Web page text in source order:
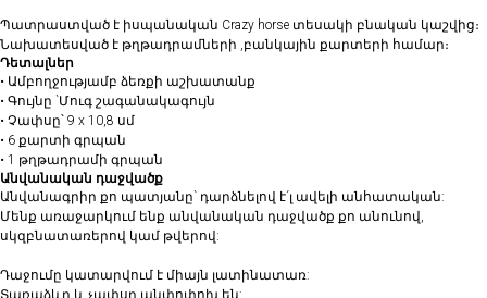
Պատրաստված է իսպանական Crazy horse տեսակի բնական կաշվից։
Նախատեսված է թղթադրամների ,բանկային քարտերի համար։
Դետալներ
• Ամբողջությամբ ձեռքի աշխատանք
• ⁠Գույնը `Մուգ շագանակագույն
• Չափսը՝ 9 x 10,8 սմ
• 6 քարտի գրպան
• ⁠1 թղթադրամի գրպան
Անվանական դաջվածք
Անվանագրիր քո պատյանը` դարձնելով է´լ ավելի անհատական:
Մենք առաջարկում ենք անվանական դաջվածք քո անունով,
սկզբնատառերով կամ թվերով:
Դաջումը կատարվում է միայն լատինատառ: